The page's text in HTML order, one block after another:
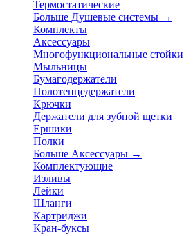
Термостатические
Больше Душевые системы →
Комплекты
Аксессуары
Многофункциональные стойки
Мыльницы
Бумагодержатели
Полотенцедержатели
Крючки
Держатели для зубной щетки
Ершики
Полки
Больше Аксессуары →
Комплектующие
Изливы
Лейки
Шланги
Картриджи
Кран-буксы